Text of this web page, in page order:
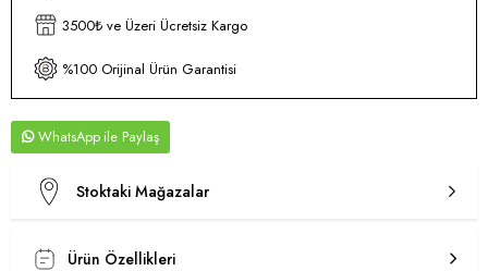
3500₺ ve Üzeri Ücretsiz Kargo
%100 Orijinal Ürün Garantisi
WhatsApp
Stoktaki Mağazalar
Ürün Özellikleri